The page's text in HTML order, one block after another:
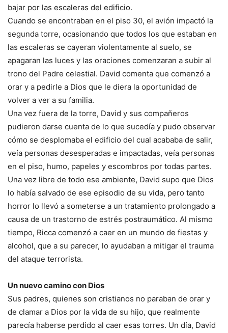
bajar por las escaleras del edificio.
Cuando se encontraban en el piso 30, el avión impactó la
segunda torre, ocasionando que todos los que estaban en
las escaleras se cayeran violentamente al suelo, se
apagaran las luces y las oraciones comenzaran a subir al
trono del Padre celestial. David comenta que comenzó a
orar y a pedirle a Dios que le diera la oportunidad de
volver a ver a su familia.
Una vez fuera de la torre, David y sus compañeros
pudieron darse cuenta de lo que sucedía y pudo observar
cómo se desplomaba el edificio del cual acababa de salir,
veía personas desesperadas e impactadas, veía personas
en el piso, humo, papeles y escombros por todas partes.
Una vez libre de todo ese ambiente, David supo que Dios
lo había salvado de ese episodio de su vida, pero tanto
horror lo llevó a someterse a un tratamiento prolongado a
causa de un trastorno de estrés postraumático. Al mismo
tiempo, Ricca comenzó a caer en un mundo de fiestas y
alcohol, que a su parecer, lo ayudaban a mitigar el trauma
del ataque terrorista.
Un nuevo camino con Dios
Sus padres, quienes son cristianos no paraban de orar y
de clamar a Dios por la vida de su hijo, que realmente
parecía haberse perdido al caer esas torres. Un día, David